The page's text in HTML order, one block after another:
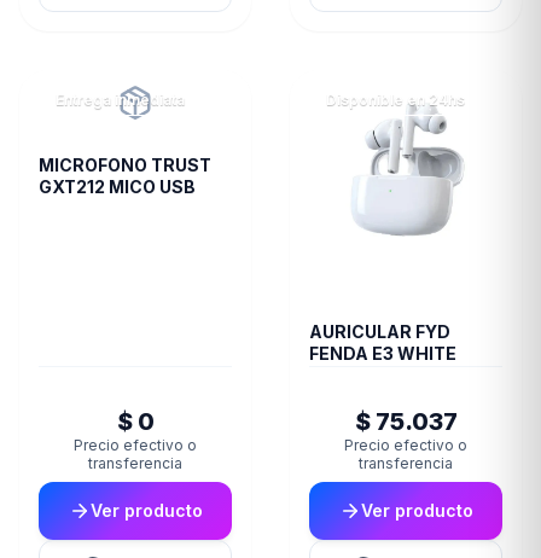
Entrega inmediata
MICROFONO TRUST
GXT212 MICO USB
$ 0
Precio efectivo o
transferencia
Ver producto
Disponible en 24hs
AURICULAR FYD
FENDA E3 WHITE
$ 75.037
Precio efectivo o
transferencia
Ver producto